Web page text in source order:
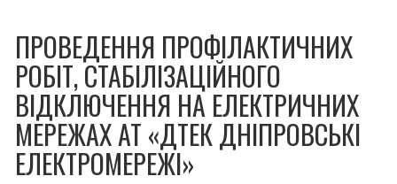
ПРОВЕДЕННЯ ПРОФІЛАКТИЧНИХ
РОБІТ, СТАБІЛІЗАЦІЙНОГО
ВІДКЛЮЧЕННЯ НА ЕЛЕКТРИЧНИХ
МЕРЕЖАХ АТ «ДТЕК ДНІПРОВСЬКІ
ЕЛЕКТРОМЕРЕЖІ»